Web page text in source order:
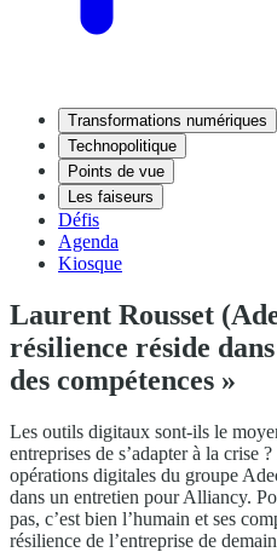
Transformations numériques
Technopolitique
Points de vue
Les faiseurs
Défis
Agenda
Kiosque
Laurent Rousset
résilience réside
des compétences »
Les outils digitaux sont-ils le
entreprises de s’adapter à la crise
opérations digitales du groupe
dans un entretien pour Alliancy.
pas, c’est bien l’humain et ses
résilience de l’entreprise de